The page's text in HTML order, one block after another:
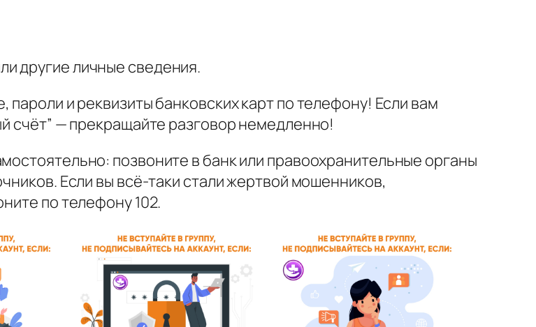
другие личные сведения.
и реквизиты банковских карт по телефону! Если вам
счёт” — прекращайте разговор немедленно!
позвоните в банк или правоохранительные органы
Если вы всё-таки стали жертвой мошенников,
по телефону 102.